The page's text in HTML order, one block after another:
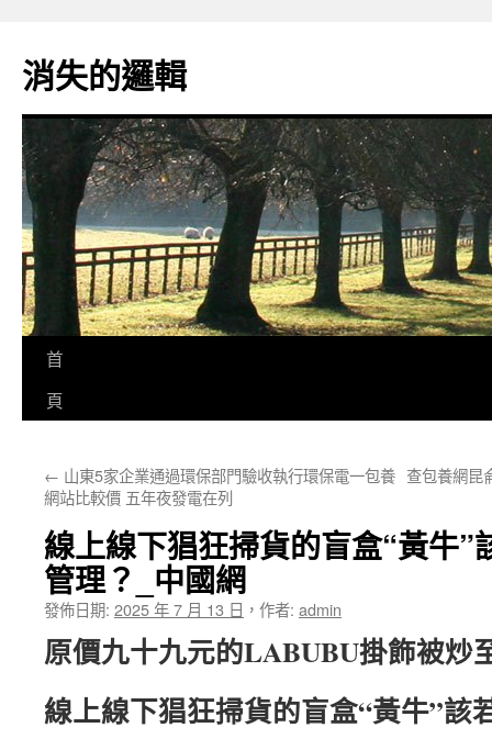
主
要
消失的邏輯
首
頁
← 山東5家企業通過環保部門驗收執行環保電一包養
網站比較價 五年夜發電在列
查包養網昆
線上線下猖狂掃貨的盲盒“黃牛”
管理？_中國網
發佈日期: 2025 年 7 月 13 日 ， 作者: admin
原價九十九元的LABUBU掛飾被炒
線上線下猖狂掃貨的盲盒“黃牛”該